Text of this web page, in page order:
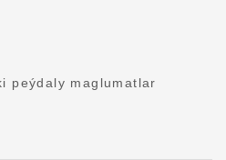
peýdaly maglumatlar